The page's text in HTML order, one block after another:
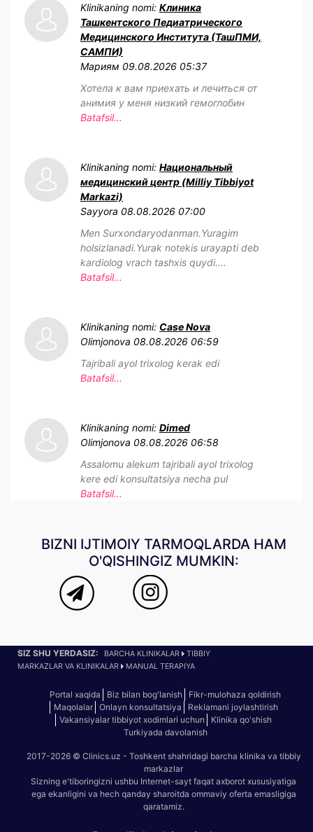
Klinikaning nomi: Клиника
Ташкентского Педиатрического
Медицинского Института (ТашПМИ,
САМПИ)
Мариям 09.08.2026 05:37
Хотела к вам приехать и лечиться от
анимия у меня низкий гемоглобин
Batafsil...
Klinikaning nomi: Национальный
медицинский центр (Milliy Tibbiyot
Markazi)
Sayyora 08.08.2026 07:00
Men Surxondaryodanman.Yuragim
holsizlanadi.Yurak notekis urayapti deb
kardiolog vrach tashxis quydi....
Batafsil...
Klinikaning nomi: Case Nova
Olimjonova 08.08.2026 06:59
Tajribali ayol trixolog kerak edi
Batafsil...
Klinikaning nomi: Dimed
Olimjonova 08.08.2026 06:58
Assalomu alekum tajribali ayol trixolog
kere edi konsultatsiya necha pul
Batafsil...
BIZNI IJTIMOIY TARMOQLARDA HAM
O'QISHINGIZ MUMKIN:
SIZ SHU YERDASIZ: BARCHA KLINIKALAR
TIBBIY
MARKAZLAR VA KLINIKALAR
MANUAL TERAPIYA
Portal xaqida Biz bilan bog'lanish
Fikr-mulohaza qoldirish
Maqolalar
Onlayn konsultatsiya
Reklamani joylashtirish
Vakansiyalar tibbiyot xodimlari uchun
Klinika qo'shish
Turkiyada davolanish
2017-2026 © Clinics.uz - Toshkent shahridagi barcha klinika va tibbiy
markazlar
Sizning e'tiboringizni ushbu Internet-sayt faqat axborot xususiyatiga
ega ekanligini va hech qanday sharoitda ommaviy oferta emasligiga
qaratamiz.